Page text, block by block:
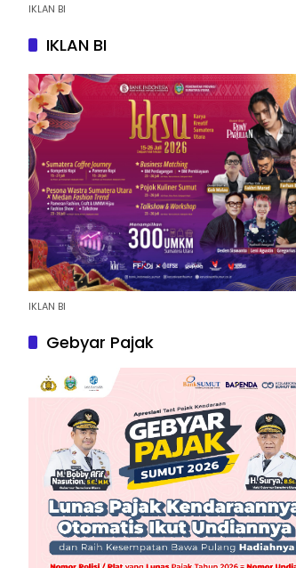
IKLAN BI
IKLAN BI
IKLAN BI
Gebyar Pajak